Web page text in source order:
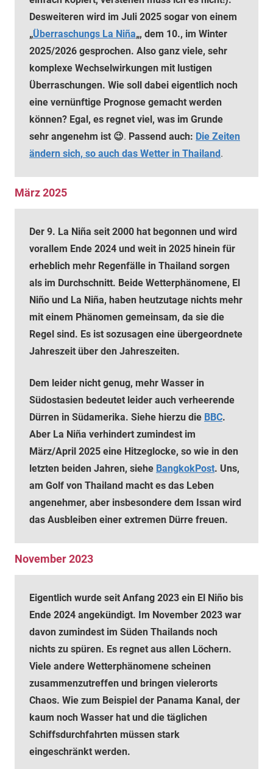
Desweiteren wird im Juli 2025 sogar von einem
„Überraschungs La Niña„, dem 10., im Winter
2025/2026 gesprochen. Also ganz viele, sehr
komplexe Wechselwirkungen mit lustigen
Überraschungen. Wie soll dabei eigentlich noch
eine vernünftige Prognose gemacht werden
können? Egal, es regnet viel, was im Grunde
sehr angenehm ist 😉. Passend auch: Die Zeiten
ändern sich, so auch das Wetter in Thailand.
März 2025
Der 9. La Niña seit 2000 hat begonnen und wird
vorallem Ende 2024 und weit in 2025 hinein für
erheblich mehr Regenfälle in Thailand sorgen
als im Durchschnitt. Beide Wetterphänomene, El
Niño und La Niña, haben heutzutage nichts mehr
mit einem Phänomen gemeinsam, da sie die
Regel sind. Es ist sozusagen eine übergeordnete
Jahreszeit über den Jahreszeiten.
Dem leider nicht genug, mehr Wasser in
Südostasien bedeutet leider auch verheerende
Dürren in Südamerika. Siehe hierzu die BBC.
Aber La Niña verhindert zumindest im
März/April 2025 eine Hitzeglocke, so wie in den
letzten beiden Jahren, siehe BangkokPost. Uns,
am Golf von Thailand macht es das Leben
angenehmer, aber insbesondere dem Issan wird
das Ausbleiben einer extremen Dürre freuen.
November 2023
Eigentlich wurde seit Anfang 2023 ein El Niño bis
Ende 2024 angekündigt. Im November 2023 war
davon zumindest im Süden Thailands noch
nichts zu spüren. Es regnet aus allen Löchern.
Viele andere Wetterphänomene scheinen
zusammenzutreffen und bringen vielerorts
Chaos. Wie zum Beispiel der Panama Kanal, der
kaum noch Wasser hat und die täglichen
Schiffsdurchfahrten müssen stark
eingeschränkt werden.